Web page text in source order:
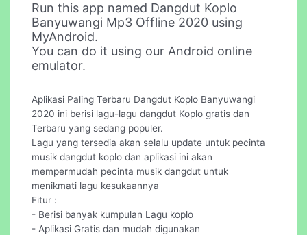
Run this app named Dangdut Koplo
Banyuwangi Mp3 Offline 2020 using
MyAndroid.
You can do it using our Android online
emulator.
Aplikasi Paling Terbaru Dangdut Koplo Banyuwangi
2020 ini berisi lagu-lagu dangdut Koplo gratis dan
Terbaru yang sedang populer.
Lagu yang tersedia akan selalu update untuk pecinta
musik dangdut koplo dan aplikasi ini akan
mempermudah pecinta musik dangdut untuk
menikmati lagu kesukaannya
Fitur :
- Berisi banyak kumpulan Lagu koplo
- Aplikasi Gratis dan mudah digunakan